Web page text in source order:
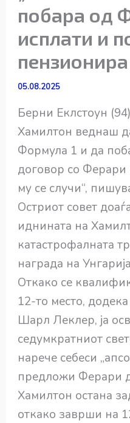
побара од
исплати и
пензионира
05.08.2025
Берни Еклстоун
Хамилтон веднаш
Формула 1 и да
договор со
му се случи“,
Остриот совет
иднината на
катастрофалната
награда на
Откако се
12-то место,
Шарл Леклер, ја
седумкратниот
нарече себеси
предложи Ферари
Хамилтон остана
откако заврши на